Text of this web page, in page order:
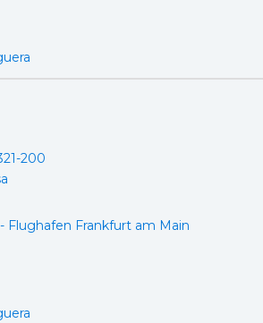
200
Flughafen Frankfurt am Main